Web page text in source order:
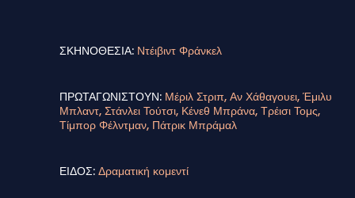
ΣΚΗΝΟΘΕΣΙΑ: Ντέιβιντ Φράνκελ
ΠΡΩΤΑΓΩΝΙΣΤΟΥΝ: Μέριλ Στριπ, Αν Χάθαγουει, Έμιλυ
Μπλαντ, Στάνλει Τούτσι, Κένεθ Μπράνα, Τρέισι Τομς,
Τίμπορ Φέλντμαν, Πάτρικ Μπράμαλ
ΕΙΔΟΣ: Δραματική κομεντί